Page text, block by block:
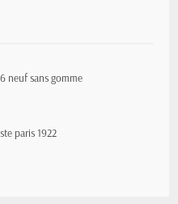
neuf sans gomme
paris 1922